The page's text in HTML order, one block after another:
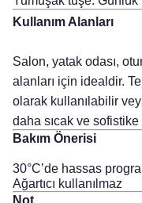
Kullanım Alanları
Salon, yatak odası,
alanları için idealdir.
olarak kullanılabilir
daha sıcak ve
Bakım Önerisi
30°C’de hassas
Ağartıcı kullanılmaz
Not